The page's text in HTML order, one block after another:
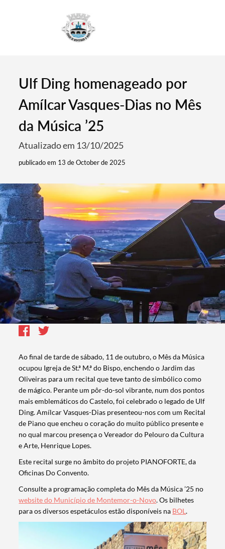
Ulf Ding homenageado por
Amílcar Vasques-Dias no Mês
da Música ’25
Atualizado em 13/10/2025
publicado em 13 de October de 2025
Ao final de tarde de sábado, 11 de outubro, o Mês da Música
ocupou Igreja de St.ª M.ª do Bispo, enchendo o Jardim das
Oliveiras para um recital que teve tanto de simbólico como
de mágico. Perante um pôr-do-sol vibrante, num dos pontos
mais emblemáticos do Castelo, foi celebrado o legado de Ulf
Ding. Amílcar Vasques-Dias presenteou-nos com um Recital
de Piano que encheu o coração do muito público presente e
no qual marcou presença o Vereador do Pelouro da Cultura
e Arte, Henrique Lopes.
Este recital surge no âmbito do projeto PIANOFORTE, da
Oficinas Do Convento.
Consulte a programação completa do Mês da Música ’25 no
website do Município de Montemor-o-Novo. Os bilhetes
para os diversos espetáculos estão disponíveis na BOL.